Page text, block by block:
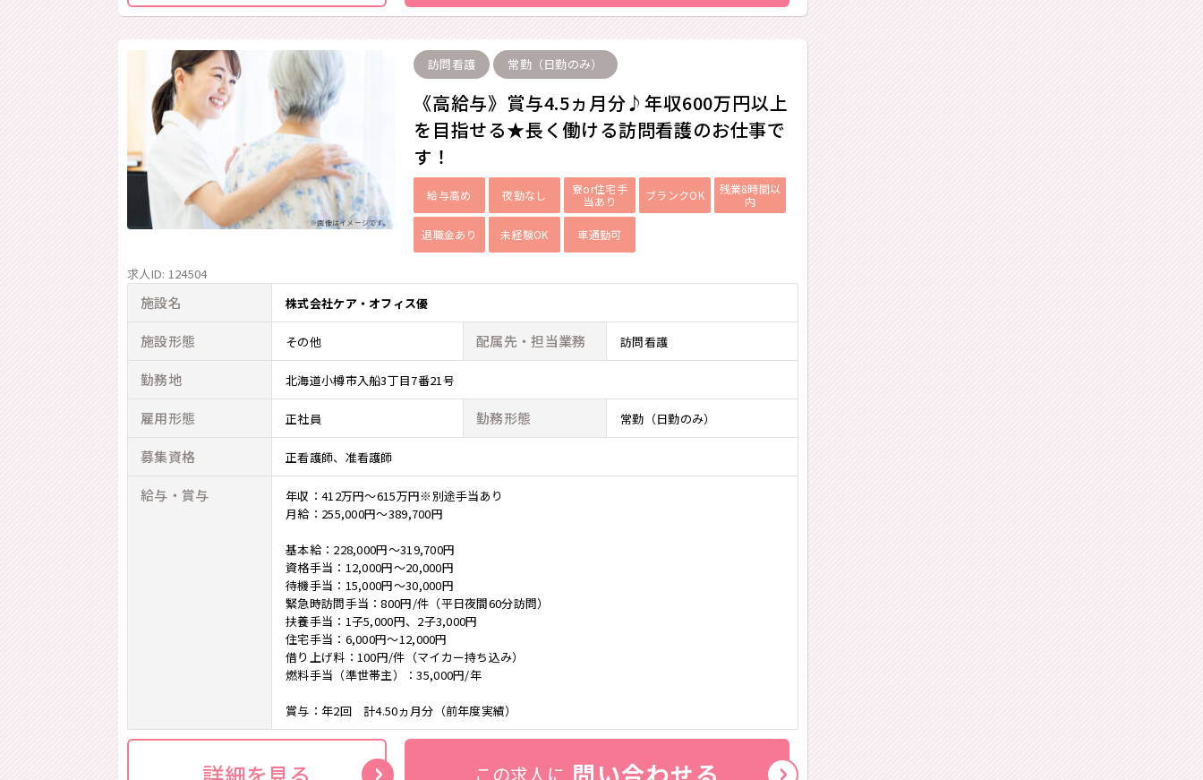
※画像はイメージです。
訪問看護 常勤（日勤のみ）
《高給与》賞与4.5ヵ月分♪年収600万円以上
を目指せる★長く働ける訪問看護のお仕事で
す！
給与高め 夜勤なし
寮or住宅手
当あり
ブランクOK
残業8時間以
内
退職金あり 未経験OK 車通勤可
求人ID: 124504
施設名 株式会社ケア・オフィス優
施設形態 その他 配属先・担当業務 訪問看護
勤務地 北海道小樽市入船3丁目7番21号
雇用形態 正社員 勤務形態 常勤（日勤のみ）
募集資格 正看護師 准看護師
給与・賞与
年収：412万円～615万円※別途手当あり
月給：255,000円～389,700円
基本給：228,000円～319,700円
資格手当：12,000円～20,000円
待機手当：15,000円～30,000円
緊急時訪問手当：800円/件（平日夜間60分訪問）
扶養手当：1子5,000円、2子3,000円
住宅手当：6,000円～12,000円
借り上げ料：100円/件（マイカー持ち込み）
燃料手当（準世帯主）：35,000円/年
賞与：年2回 計4.50ヵ月分（前年度実績）
この求人に 問い合わせる